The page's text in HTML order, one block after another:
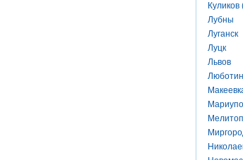
Куликов
Лубны
Луганск
Луцк
Львов
Люботин